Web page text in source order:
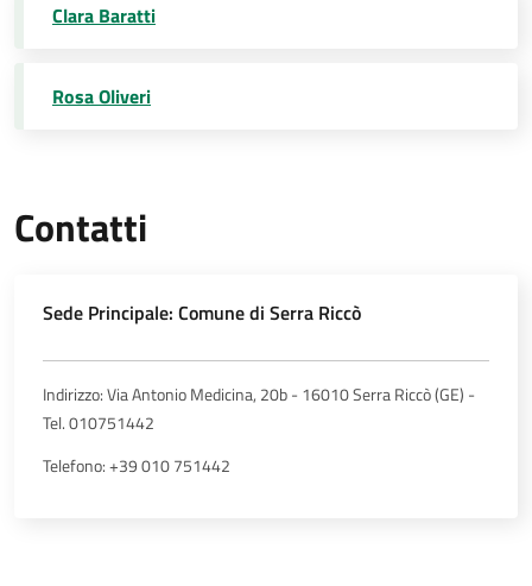
Clara Baratti
Rosa Oliveri
Contatti
Sede Principale: Comune di Serra Riccò
Indirizzo: Via Antonio Medicina, 20b - 16010 Serra Riccò (GE) -
Tel. 010751442
Telefono: +39 010 751442